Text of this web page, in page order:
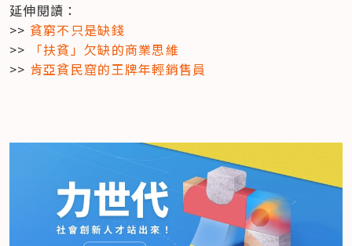
延伸閱讀：
>> 貧窮不只是缺錢
>>
「扶貧」欠缺的商業思維
>> 肯亞貧民窟的王牌年輕銷售員